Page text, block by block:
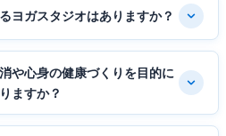
ヨガスタジオはありますか？
や心身の健康づくりを目的に
ますか？